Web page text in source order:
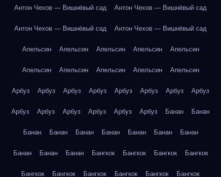
Антон Чехов — Вишнёвый сад Антон Чехов — Вишнёвый сад
Антон Чехов — Вишнёвый сад Антон Чехов — Вишнёвый сад
Апельсин Апельсин Апельсин Апельсин Апельсин
Апельсин Апельсин Апельсин Апельсин Апельсин
Арбуз Арбуз Арбуз Арбуз Арбуз Арбуз Арбуз Арбуз
Арбуз Арбуз Арбуз Арбуз Арбуз Арбуз Банан Банан
Банан Банан Банан Банан Банан Банан Банан
Банан Банан Банан Бангкок Бангкок Бангкок Бангкок
Бангкок Бангкок Бангкок Бангкок Бангкок Бангкок